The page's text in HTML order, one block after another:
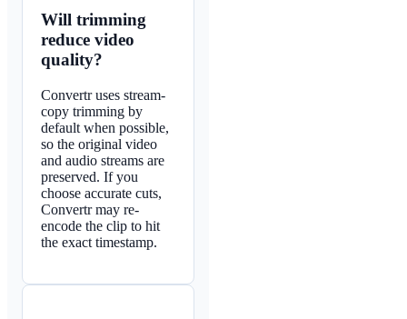
Will trimming
reduce video
quality?
Convertr uses stream-
copy trimming by
default when possible,
so the original video
and audio streams are
preserved. If you
choose accurate cuts,
Convertr may re-
encode the clip to hit
the exact timestamp.